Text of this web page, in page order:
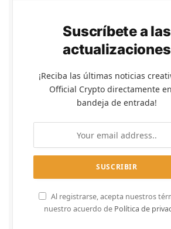
Suscríbete a las
actualizaciones
¡Reciba las últimas noticias
Official Crypto directamente
bandeja de entrada!
Al registrarse, acepta nuestros
nuestro acuerdo de Política de